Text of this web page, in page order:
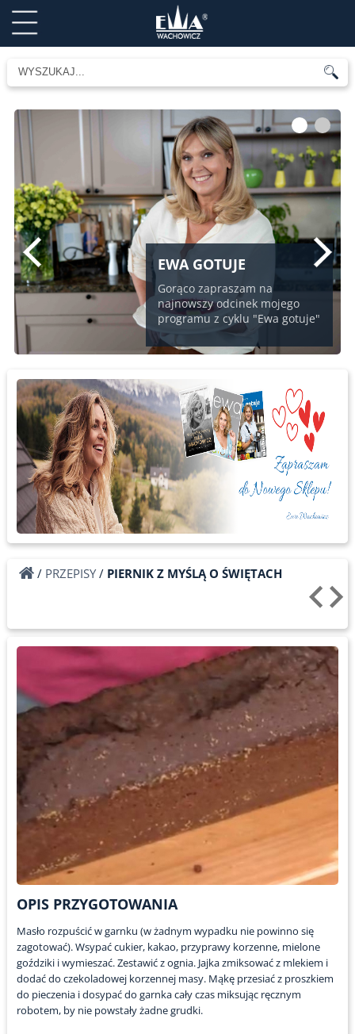
EWA GOTUJE
Gorąco zapraszam na
najnowszy odcinek mojego
programu z cyklu "Ewa gotuje"
1 2
/ PRZEPISY/ PIERNIK Z MYŚLĄ O ŚWIĘTACH
OPIS PRZYGOTOWANIA
Masło rozpuścić w garnku (w żadnym wypadku nie powinno się
zagotować). Wsypać cukier, kakao, przyprawy korzenne, mielone
goździki i wymieszać. Zestawić z ognia. Jajka zmiksować z mlekiem i
dodać do czekoladowej korzennej masy. Mąkę przesiać z proszkiem
do pieczenia i dosypać do garnka cały czas miksując ręcznym
robotem, by nie powstały żadne grudki.